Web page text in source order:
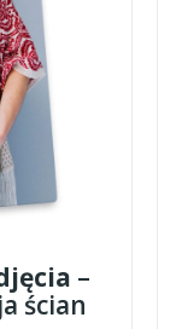
–
ścian